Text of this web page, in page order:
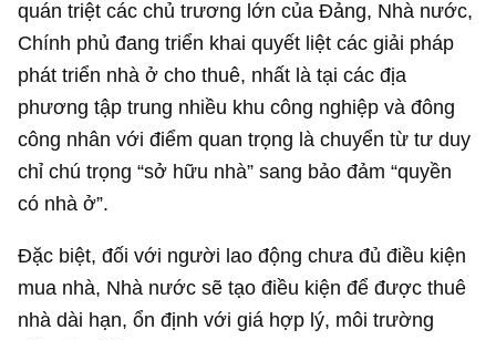
quán triệt các chủ trương lớn của Đảng, Nhà nước,
Chính phủ đang triển khai quyết liệt các giải pháp
phát triển nhà ở cho thuê, nhất là tại các địa
phương tập trung nhiều khu công nghiệp và đông
công nhân với điểm quan trọng là chuyển từ tư duy
chỉ chú trọng “sở hữu nhà” sang bảo đảm “quyền
có nhà ở”.
Đặc biệt, đối với người lao động chưa đủ điều kiện
mua nhà, Nhà nước sẽ tạo điều kiện để được thuê
nhà dài hạn, ổn định với giá hợp lý, môi trường